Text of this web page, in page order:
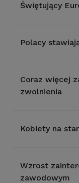
Świętujący
Polacy
Coraz więcej
zwolnienia
Kobiety na
Wzrost
zawodowym